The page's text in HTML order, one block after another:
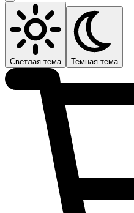
Светлая тема Темная тема